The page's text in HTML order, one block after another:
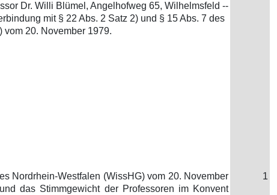
Dr. Willi Blümel, Angelhofweg 65, Wilhelmsfeld --
mit § 22 Abs. 2 Satz 2) und § 15 Abs. 7 des
20. November 1979.
Nordrhein-Westfalen (WissHG) vom 20. November
das Stimmgewicht der Professoren im Konvent
1